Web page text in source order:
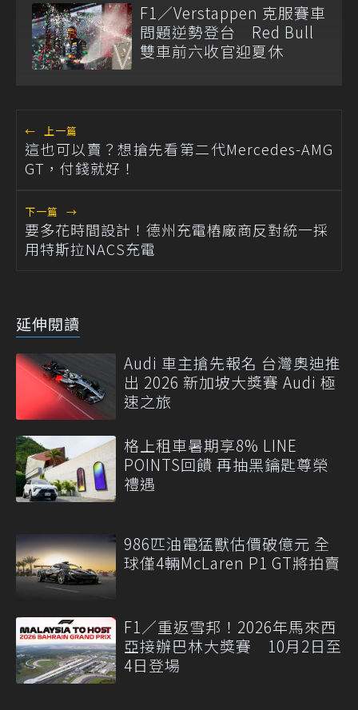
F1／Verstappen 克服賽車
問題逆勢登台 Red Bull
雙車前六收官迎夏休
← 上一篇
這也可以賣？想搶先看第二代Mercedes-AMG
GT，付錢就好！
下一篇 →
要多花時間設計！德州充電樁廠商反對統一採
用特斯拉NACS充電
延伸閱讀
Audi 車主搶先報名 台灣奧迪推
出 2026 新加坡大獎賽 Audi 極
速之旅
格上租車暑期享8% LINE
POINTS回饋 再抽黑鑰匙尊榮
禮遇
986匹油電猛獸估價破億元 全
球僅4輛McLaren P1 GT將拍賣
F1／重返雪邦！2026年馬來西
亞接辦巴林大獎賽 10月2日至
4日登場